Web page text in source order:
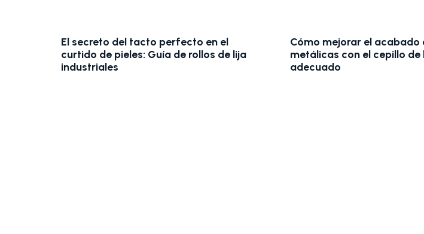
El secreto del tacto perfecto en el
curtido de pieles: Guía de rollos de lija
industriales
Cómo mejorar el acabado
metálicas con el cepillo de
adecuado